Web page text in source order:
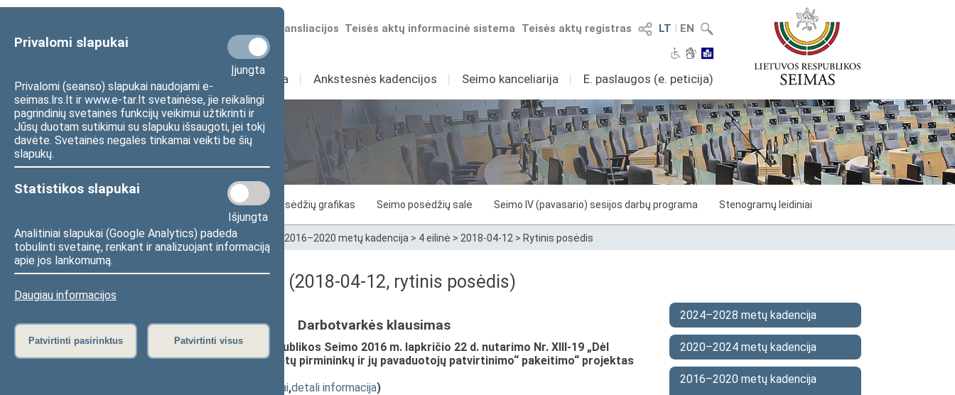
Privalomi slapukai
Įjungta
Privalomi (seanso) slapukai naudojami e-
seimas.lrs.lt ir www.e-tar.lt svetainėse, jie reikalingi
pagrindinių svetainės funkcijų veikimui užtikrinti ir
Jūsų duotam sutikimui su slapuku išsaugoti, jei tokį
davėte. Svetainės negalės tinkamai veikti be šių
slapukų.
Statistikos slapukai
Išjungta
Analitiniai slapukai (Google Analytics) padeda
tobulinti svetainę, renkant ir analizuojant informaciją
apie jos lankomumą.
Daugiau informacijos
Patvirtinti pasirinktus Patvirtinti visus
LT I EN
Teisės aktų registras
Teisės aktų informacinė sistema
Numatomos transliacijos
Sudėtis Veikla I Ankstesnės kadencijos I Seimo kanceliarija I E. paslaugos (e. peticija)
Seimo posėdžiai
Posėdžiai Posėdžių grafikas Seimo posėdžių salė Seimo IV (pavasario) sesijos darbų programa Stenogramų leidiniai
Pradžia>Seimo posėdžiai>Kadencijos 2016–2020 metų kadencija > 4 eilinė > 2018-04-12 > Rytinis posėdis
Darbotvarkės klausimas (2018-04-12, rytinis posėdis)
Darbotvarkės klausimas
Seimo nutarimo „Dėl Lietuvos Respublikos Seimo 2016 m. lapkričio 22 d. nutarimo Nr. XIII-19 „Dėl
Lietuvos Respublikos Seimo komitetų pirmininkų ir jų pavaduotojų patvirtinimo“ pakeitimo“ projektas
susiję dokumentai,detali informacija)
2024–2028 metų kadencija
2020–2024 metų kadencija
2016–2020 metų kadencija